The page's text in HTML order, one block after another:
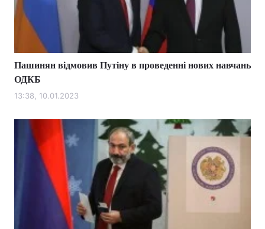
Пашинян відмовив Путіну в проведенні нових навчань
ОДКБ
13:38, 10.01.2023